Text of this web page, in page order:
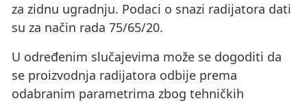
za zidnu ugradnju. Podaci o snazi ​​radijatora dati
su za način rada 75/65/20.
U određenim slučajevima može se dogoditi da
se proizvodnja radijatora odbije prema
odabranim parametrima zbog tehničkih